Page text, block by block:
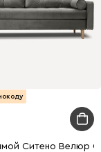
Ситено Велюр